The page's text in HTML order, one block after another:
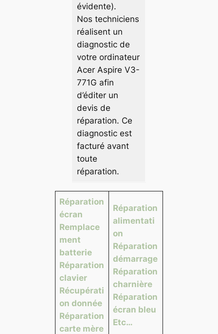
évidente).
Nos techniciens
réalisent un
diagnostic de
votre ordinateur
Acer Aspire V3-
771G afin
d’éditer un
devis de
réparation. Ce
diagnostic est
facturé avant
toute
réparation.
Réparation
écran
Remplace
ment
batterie
Réparation
clavier
Récupérati
on donnée
Réparation
carte mère
Réparation
alimentati
on
Réparation
démarrage
Réparation
charnière
Réparation
écran bleu
Etc…